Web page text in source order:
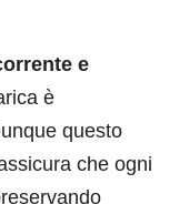
e
è
questo
che ogni